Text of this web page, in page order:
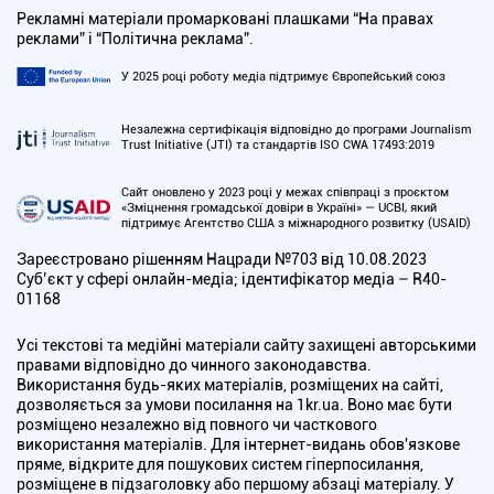
Рекламні матеріали промарковані плашками “На правах
реклами” і “Політична реклама”.
У 2025 році роботу медіа підтримує Європейський союз
Незалежна сертифікація відповідно до програми Journalism
Trust Initiative (JTI) та стандартів ISO CWA 17493:2019
Сайт оновлено у 2023 році у межах співпраці з проєктом
«Зміцнення громадської довіри в Україні» — UCBI, який
підтримує Агентство США з міжнародного розвитку (USAID)
Зареєстровано рішенням Нацради №703 від 10.08.2023
Cуб’єкт у сфері онлайн-медіа; ідентифікатор медіа – R40-
01168
Усі текстові та медійні матеріали сайту захищені авторськими
правами відповідно до чинного законодавства.
Використання будь-яких матеріалів, розміщених на сайті,
дозволяється за умови посилання на 1kr.ua. Воно має бути
розміщено незалежно від повного чи часткового
використання матеріалів. Для інтернет-видань обов'язкове
пряме, відкрите для пошукових систем гіперпосилання,
розміщене в підзаголовку або першому абзаці матеріалу. У